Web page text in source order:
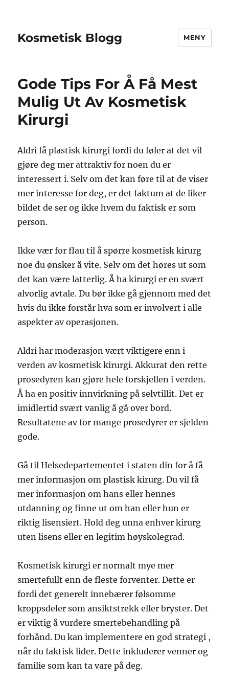
Kosmetisk Blogg MENY
Gode ​​Tips For Å Få Mest
Mulig Ut Av Kosmetisk
Kirurgi
Aldri få plastisk kirurgi fordi du føler at det vil
gjøre deg mer attraktiv for noen du er
interessert i. Selv om det kan føre til at de viser
mer interesse for deg, er det faktum at de liker
bildet de ser og ikke hvem du faktisk er som
person.
Ikke vær for flau til å spørre kosmetisk kirurg
noe du ønsker å vite. Selv om det høres ut som
det kan være latterlig. Å ha kirurgi er en svært
alvorlig avtale. Du bør ikke gå gjennom med det
hvis du ikke forstår hva som er involvert i alle
aspekter av operasjonen.
Aldri har moderasjon vært viktigere enn i
verden av kosmetisk kirurgi. Akkurat den rette
prosedyren kan gjøre hele forskjellen i verden.
Å ha en positiv innvirkning på selvtillit. Det er
imidlertid svært vanlig å gå over bord.
Resultatene av for mange prosedyrer er sjelden
gode.
Gå til Helsedepartementet i staten din for å få
mer informasjon om plastisk kirurg. Du vil få
mer informasjon om hans eller hennes
utdanning og finne ut om han eller hun er
riktig lisensiert. Hold deg unna enhver kirurg
uten lisens eller en legitim høyskolegrad.
Kosmetisk kirurgi er normalt mye mer
smertefullt enn de fleste forventer. Dette er
fordi det generelt innebærer følsomme
kroppsdeler som ansiktstrekk eller bryster. Det
er viktig å vurdere smertebehandling på
forhånd. Du kan implementere en god strategi ,
når du faktisk lider. Dette inkluderer venner og
familie som kan ta vare på deg.